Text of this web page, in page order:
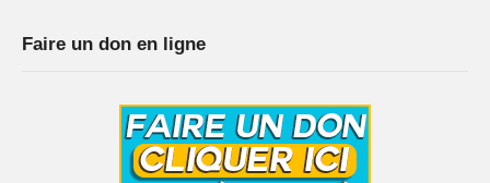
Faire un don en ligne